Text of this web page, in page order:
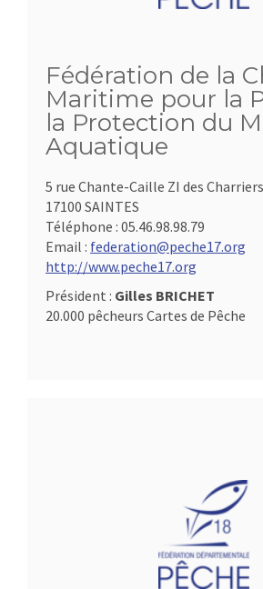
Fédération de la
Maritime pour la
la Protection du
Aquatique
5 rue Chante-Caille ZI des Charriers
17100 SAINTES
Téléphone : 05.46.98.98.79
Email : federation@peche17.org
http://www.peche17.org
Président : Gilles BRICHET
20.000 pêcheurs Cartes de Pêche